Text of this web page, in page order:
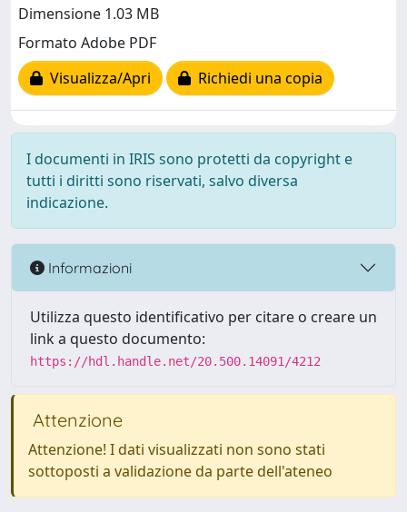
Dimensione 1.03 MB
Formato Adobe PDF
Visualizza/Apri
Richiedi una copia
I documenti in IRIS sono protetti da copyright e
tutti i diritti sono riservati, salvo diversa
indicazione.
Informazioni
Utilizza questo identificativo per citare o creare un
link a questo documento:
https://hdl.handle.net/20.500.14091/4212
Attenzione
Attenzione! I dati visualizzati non sono stati
sottoposti a validazione da parte dell'ateneo